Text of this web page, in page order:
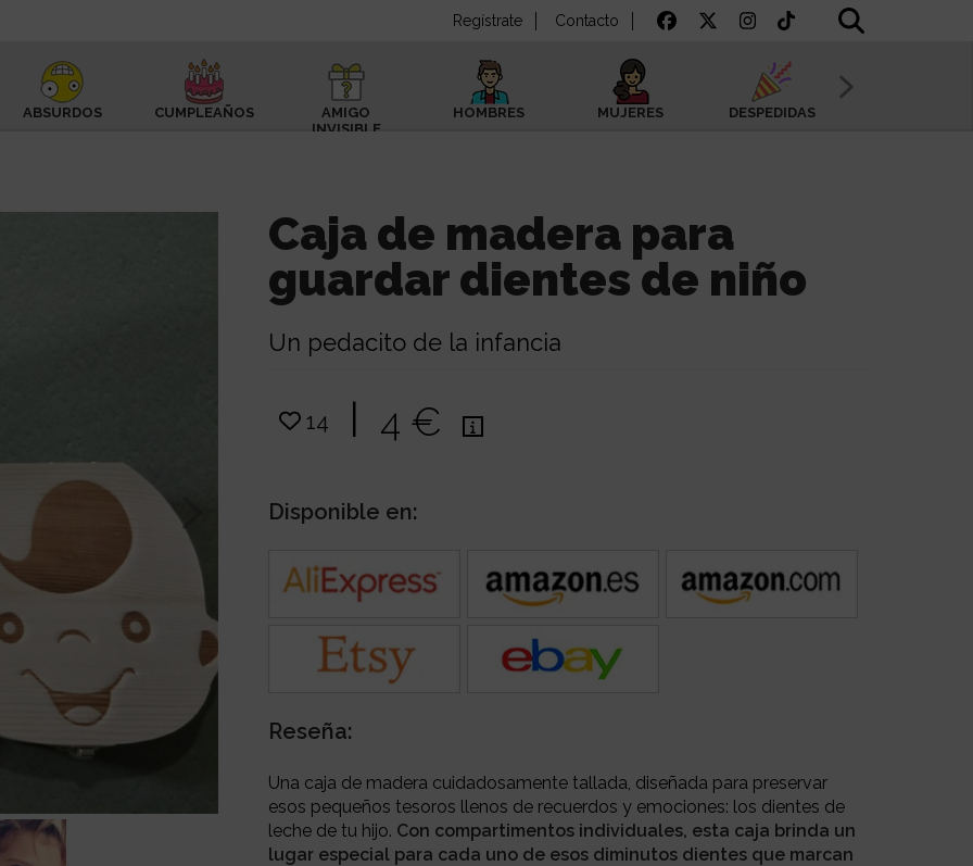
Regístrate Contacto
ABSURDOS CUMPLEAÑOS
AMIGO
INVISIBLE
HOMBRES MUJERES DESPEDIDAS
Caja de madera para
guardar dientes de niño
Un pedacito de la infancia
14 | 4 €
Disponible en:
Reseña:
Una caja de madera cuidadosamente tallada, diseñada para preservar
esos pequeños tesoros llenos de recuerdos y emociones: los dientes de
leche de tu hijo. Con compartimentos individuales, esta caja brinda un
lugar especial para cada uno de esos diminutos dientes que marcan